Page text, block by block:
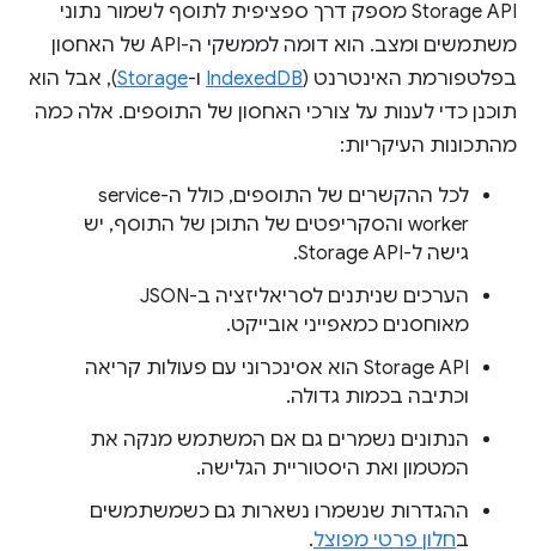
‫Storage API מספק דרך ספציפית לתוסף לשמור נתוני
משתמשים ומצב. הוא דומה לממשקי ה-API של האחסון
בפלטפורמת האינטרנט (IndexedDB ו-Storage), אבל הוא
תוכנן כדי לענות על צורכי האחסון של התוספים. אלה כמה
מהתכונות העיקריות:
לכל ההקשרים של התוספים, כולל ה-service
worker והסקריפטים של התוכן של התוסף, יש
גישה ל-Storage API.
הערכים שניתנים לסריאליזציה ב-JSON
מאוחסנים כמאפייני אובייקט.
‫Storage API הוא אסינכרוני עם פעולות קריאה
וכתיבה בכמות גדולה.
הנתונים נשמרים גם אם המשתמש מנקה את
המטמון ואת היסטוריית הגלישה.
ההגדרות שנשמרו נשארות גם כשמשתמשים
בחלון פרטי מפוצל.